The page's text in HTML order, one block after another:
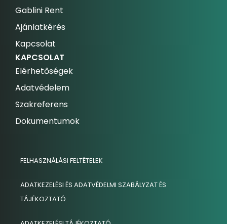
Gablini Rent
Ajánlatkérés
Kapcsolat
KAPCSOLAT
Elérhetőségek
Adatvédelem
Szakreferens
Dokumentumok
FELHASZNÁLÁSI FELTÉTELEK
ADATKEZELÉSI ÉS ADATVÉDELMI SZABÁLYZAT ÉS
TÁJÉKOZTATÓ